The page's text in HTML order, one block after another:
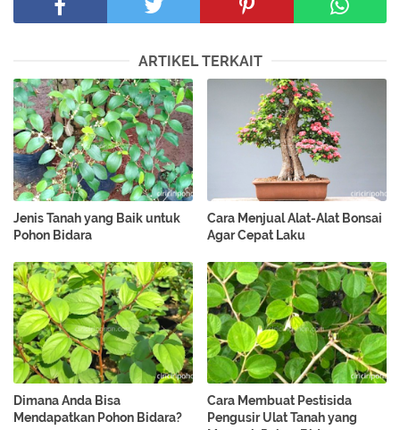
ARTIKEL TERKAIT
Jenis Tanah yang Baik untuk
Pohon Bidara
Cara Menjual Alat-Alat Bonsai
Agar Cepat Laku
Dimana Anda Bisa
Mendapatkan Pohon Bidara?
Cara Membuat Pestisida
Pengusir Ulat Tanah yang